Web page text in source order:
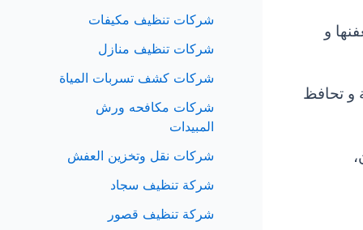
و
و تحافظ
شركات تنظيف مكيفات
شركات تنظيف منازل
شركات كشف تسربات المياة
شركات مكافحه ورش
المبيدات
شركات نقل وتخزين العفش
شركة تنظيف سجاد
شركة تنظيف قصور